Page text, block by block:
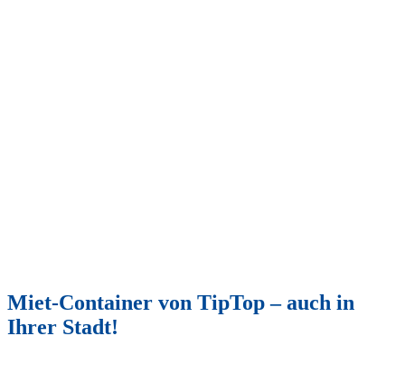
Miet-Container von TipTop – auch in
Ihrer Stadt!